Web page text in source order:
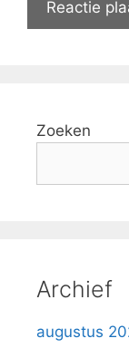
Zoeken
Archief
augustus